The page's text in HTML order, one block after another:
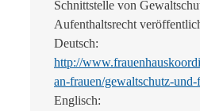
Schnittstelle von
Aufenthaltsrecht
Deutsch:
http://
an-frauen/gewaltschutz-
Englisch: